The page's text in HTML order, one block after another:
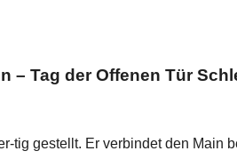
Tag der Offenen Tür
tig gestellt. Er verbindet den Main